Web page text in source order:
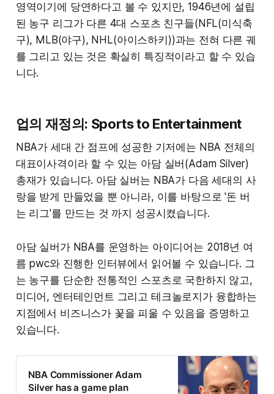
영역이기에 당연하다고 볼 수 있지만, 1946년에 설립
된 농구 리그가 다른 4대 스포츠 친구들(NFL(미식축
구), MLB(야구), NHL(아이스하키))과는 전혀 다른 궤
를 그리고 있는 것은 확실히 특징적이라고 할 수 있습
니다.
업의 재정의: Sports to Entertainment
NBA가 세대 간 점프에 성공한 기저에는 NBA 전체의
대표이사격이라 할 수 있는 아담 실버(Adam Silver)
총재가 있습니다. 아담 실버는 NBA가 다음 세대의 사
랑을 받게 만들었을 뿐 아니라, 이를 바탕으로 '돈 버
는 리그'를 만드는 것 까지 성공시켰습니다.
아담 실버가 NBA를 운영하는 아이디어는 2018년 여
름 pwc와 진행한 인터뷰에서 읽어볼 수 있습니다. 그
는 농구를 단순한 전통적인 스포츠로 국한하지 않고,
미디어, 엔터테인먼트 그리고 테크놀로지가 융합하는
지점에서 비즈니스가 꽃을 피울 수 있음을 증명하고
있습니다.
NBA Commissioner Adam
Silver has a game plan